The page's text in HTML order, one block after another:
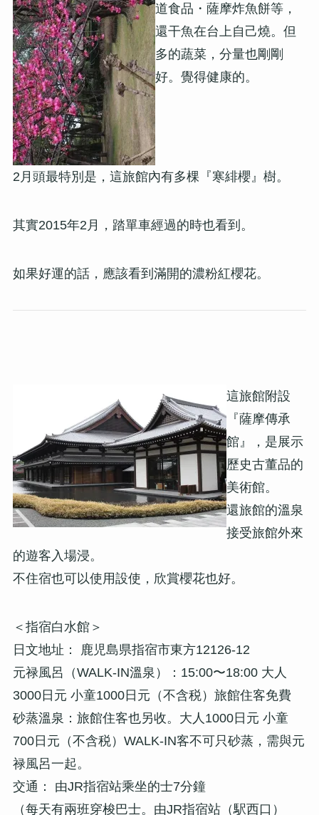
道食品・薩摩炸魚餅等，
還干魚在台上自己燒。但
多的蔬菜，分量也剛剛
好。覺得健康的。
2月頭最特別是，這旅館內有多棵『寒緋櫻』樹。
其實2015年2月，踏單車經過的時也看到。
如果好運的話，應該看到滿開的濃粉紅櫻花。
這旅館附設
『薩摩傳承
館』，是展示
歷史古董品的
美術館。
還旅館的溫泉
接受旅館外來
的遊客入場浸。
不住宿也可以使用設使，欣賞櫻花也好。
＜指宿白水館＞
日文地址： 鹿児島県指宿市東方12126-12
元禄風呂（WALK-IN溫泉）：15:00〜18:00 大人
3000日元 小童1000日元（不含税）旅館住客免費
砂蒸溫泉：旅館住客也另收。大人1000日元 小童
700日元（不含税）WALK-IN客不可只砂蒸，需與元
禄風呂一起。
交通： 由JR指宿站乘坐的士7分鐘
（每天有兩班穿梭巴士。由JR指宿站（駅西口）